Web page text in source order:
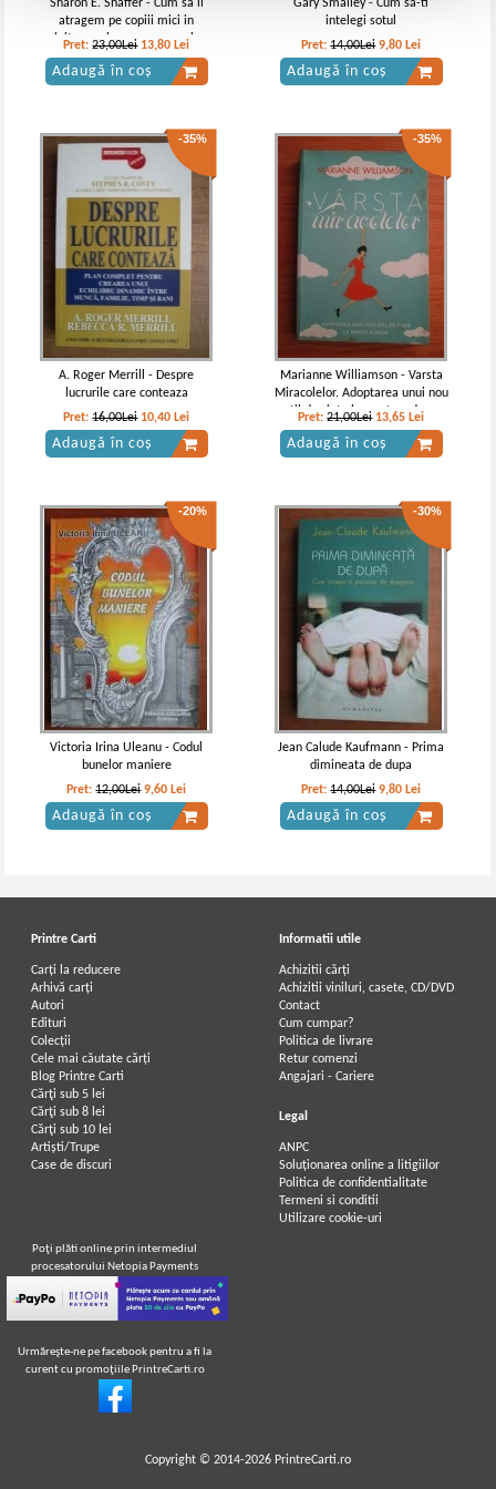
Sharon E. Shaffer - Cum sa ii
atragem pe copiii mici in
uluitoarea lumea a muzeelor
Pret:23,00Lei 13,80 Lei
Adaugă în coș
Gary Smalley - Cum sa-ti
intelegi sotul
Pret:14,00Lei 9,80 Lei
Adaugă în coș
-35%
A. Roger Merrill - Despre
lucrurile care conteaza
Pret:16,00Lei 10,40 Lei
Adaugă în coș
-35%
Marianne Williamson - Varsta
Miracolelor. Adoptarea unui nou
stil de viata la varsta a doua
Pret:21,00Lei 13,65 Lei
Adaugă în coș
-20%
Victoria Irina Uleanu - Codul
bunelor maniere
Pret:12,00Lei 9,60 Lei
Adaugă în coș
-30%
Jean Calude Kaufmann - Prima
dimineata de dupa
Pret:14,00Lei 9,80 Lei
Adaugă în coș
Printre Carti
Carți la reducere
Arhivă carți
Autori
Edituri
Colecții
Cele mai căutate cărți
Blog Printre Carti
Cărţi sub 5 lei
Cărţi sub 8 lei
Cărţi sub 10 lei
Artiști/Trupe
Case de discuri
Informatii utile
Achizitii cărți
Achizitii viniluri, casete, CD/DVD
Contact
Cum cumpar?
Politica de livrare
Retur comenzi
Angajari - Cariere
Legal
ANPC
Soluționarea online a litigiilor
Politica de confidentialitate
Termeni si conditii
Utilizare cookie-uri
Poţi plăti online prin intermediul
procesatorului Netopia Payments
Urmăreşte-ne pe facebook pentru a fi la
curent cu promoţiile PrintreCarti.ro
Copyright © 2014-2026 PrintreCarti.ro